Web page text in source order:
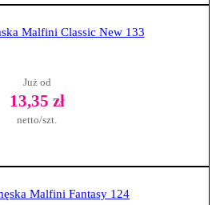
Malfini Classic New 133
Już od
13,35 zł
netto/szt.
Malfini Fantasy 124